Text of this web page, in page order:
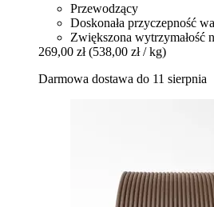
Przewodzący
Doskonała przyczepność
Zwiększona wytrzymałość
269,00 zł (538,00 zł / kg)
Darmowa dostawa do 11 sierpnia